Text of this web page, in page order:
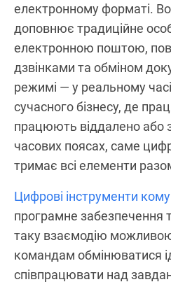
електронному форматі.
доповнює традиційне
електронною поштою,
дзвінками та обміном
режимі — у реальному
сучасного бізнесу, де
працюють віддалено або
часових поясах, саме
тримає всі елементи разом
Цифрові інструменти
програмне забезпечення
таку взаємодію
командам обмінюватися
співпрацювати над